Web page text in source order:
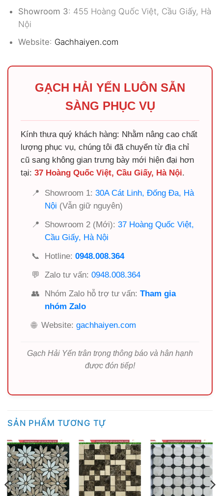
Showroom 3: 455 Hoàng Quốc Việt, Cầu Giấy, Hà
Nội
Website: Gachhaiyen.com
GẠCH HẢI YẾN LUÔN SẴN
SÀNG PHỤC VỤ
Kính thưa quý khách hàng: Nhằm nâng cao chất
lượng phục vụ, chúng tôi đã chuyển từ địa chỉ
cũ sang không gian trưng bày mới hiện đại hơn
tại: 37 Hoàng Quốc Việt, Cầu Giấy, Hà Nội.
📍 Showroom 1: 30A Cát Linh, Đống Đa, Hà
Nội (Vẫn giữ nguyên)
📍
Showroom 2 (Mới): 37 Hoàng Quốc Việt,
Cầu Giấy, Hà Nội
📞
Hotline: 0948.008.364
💬
Zalo tư vấn: 0948.008.364
👥
Nhóm Zalo hỗ trợ tư vấn: Tham gia
nhóm Zalo
🌐 Website: gachhaiyen.com
Gạch Hải Yến trân trọng thông báo và hân hạnh
được đón tiếp!
SẢN PHẨM TƯƠNG TỰ